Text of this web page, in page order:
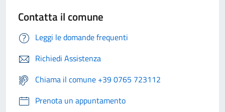
Contatta il comune
Leggi le domande frequenti
Richiedi Assistenza
Chiama il comune +39 0765 723112
Prenota un appuntamento